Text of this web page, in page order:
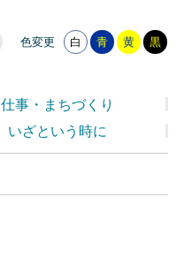
色変更 白 青 黄 黒
仕事・まちづくり
いざという時に